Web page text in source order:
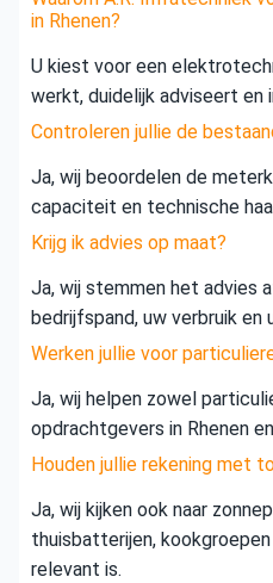
in Rhenen?
U kiest voor een
werkt, duidelijk adviseert
Controleren jullie de
Ja, wij beoordelen de
capaciteit en technische
Krijg ik advies op maat?
Ja, wij stemmen het advies
bedrijfspand, uw verbruik en
Werken jullie voor
Ja, wij helpen zowel
opdrachtgevers in Rhenen
Houden jullie rekening met
Ja, wij kijken ook naar
thuisbatterijen,
relevant is.